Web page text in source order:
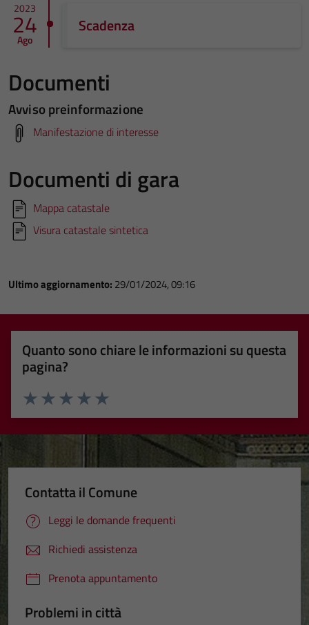
2023
24
Ago
Scadenza
Documenti
Avviso preinformazione
Manifestazione di interesse
Documenti di gara
Mappa catastale
Visura catastale sintetica
Ultimo aggiornamento: 29/01/2024, 09:16
Quanto sono chiare le informazioni su questa
pagina?
Valuta 5 stelle su 5
Valuta 4 stelle su 5
Valuta 3 stelle su 5
Valuta 2 stelle su 5
Valuta 1 stelle su 5
Contatta il Comune
Leggi le domande frequenti
Richiedi assistenza
Prenota appuntamento
Problemi in città